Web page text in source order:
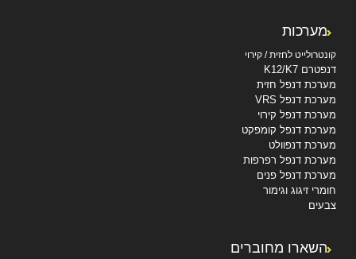
מערכות
קונטרולייט לחזית / קירוי
דנפטרם K12/K7
מערכת דנפל חזית
מערכת דנפל VRS
מערכת דנפל קירוי
מערכת דנפל קומפקט
מערכת דנפוולט
מערכת דנפל רפרפות
מערכת דנפל פנים
חומרי זיגוג וגימור
צבעים
השארו מחוברים